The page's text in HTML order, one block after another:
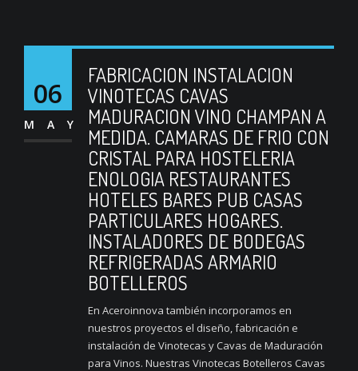
06
MAY
FABRICACION INSTALACION
VINOTECAS CAVAS
MADURACION VINO CHAMPAN A
MEDIDA. CAMARAS DE FRIO CON
CRISTAL PARA HOSTELERIA
ENOLOGIA RESTAURANTES
HOTELES BARES PUB CASAS
PARTICULARES HOGARES.
INSTALADORES DE BODEGAS
REFRIGERADAS ARMARIO
BOTELLEROS
En Aceroinnova también incorporamos en
nuestros proyectos el diseño, fabricación e
instalación de Vinotecas y Cavas de Maduración
para Vinos. Nuestras Vinotecas Botelleros Cavas